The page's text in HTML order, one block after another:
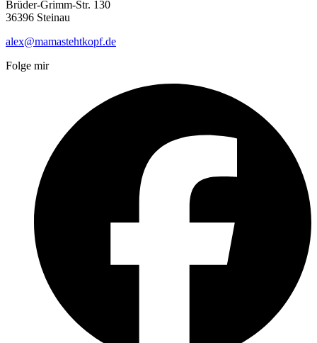
Brüder-Grimm-Str. 130
36396 Steinau
alex@mamastehtkopf.de
Folge mir